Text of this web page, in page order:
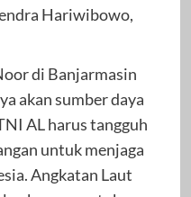
Hariwibowo,
di Banjarmasin
akan sumber daya
AL harus tangguh
untuk menjaga
Angkatan Laut